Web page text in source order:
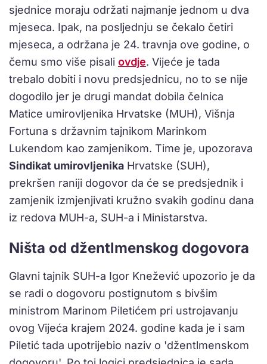
sjednice moraju održati najmanje jednom u dva
mjeseca. Ipak, na posljednju se čekalo četiri
mjeseca, a održana je 24. travnja ove godine, o
čemu smo više pisali ovdje. Vijeće je tada
trebalo dobiti i novu predsjednicu, no to se nije
dogodilo jer je drugi mandat dobila čelnica
Matice umirovljenika Hrvatske (MUH), Višnja
Fortuna s državnim tajnikom Marinkom
Lukendom kao zamjenikom. Time je, upozorava
Sindikat umirovljenika Hrvatske (SUH),
prekršen raniji dogovor da će se predsjednik i
zamjenik izmjenjivati kružno svakih godinu dana
iz redova MUH-a, SUH-a i Ministarstva.
Ništa od džentlmenskog dogovora
Glavni tajnik SUH-a Igor Knežević upozorio je da
se radi o dogovoru postignutom s bivšim
ministrom Marinom Piletićem pri ustrojavanju
ovog Vijeća krajem 2024. godine kada je i sam
Piletić tada upotrijebio naziv o 'džentlmenskom